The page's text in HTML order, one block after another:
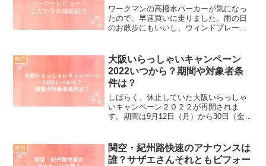
ワークマンの高撥水パーカーが気になっ
たので、早速買いに走りました。雨の日
のお散歩にもいいし、ウィンドブレーカ
も税込1900円というお値段も魅力的で
す。店舗で最後の１点で...
旅行
大阪いらっしゃいキャンペーン
2022いつから？期間や対象者条
件は？
しばらく、休止していた大阪いらっしゃ
いキャンペーン２０２２が再開されま
す。期間は9月12日（月）から30日（金）
ン」延長決定１０月１１日より１２月末
まで、「全国版大阪いら...
旅行
関空・紀州路快速のアナウンスは
誰？サザエさんそれともビフォー